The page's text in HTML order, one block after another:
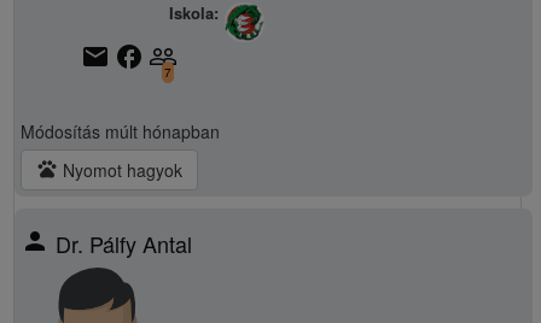
Iskola:
email facebook people_outline
7
Módosítás múlt hónapban
pets Nyomot hagyok
person Dr. Pálfy Antal